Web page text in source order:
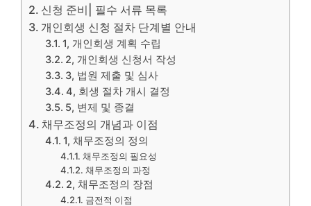
신청 준비| 필수 서류 목록
개인회생 신청 절차 단계별 안내
1, 개인회생 계획 수립
2, 개인회생 신청서 작성
3, 법원 제출 및 심사
4, 회생 절차 개시 결정
5, 변제 및 종결
채무조정의 개념과 이점
1, 채무조정의 정의
채무조정의 필요성
채무조정의 과정
2, 채무조정의 장점
금전적 이점